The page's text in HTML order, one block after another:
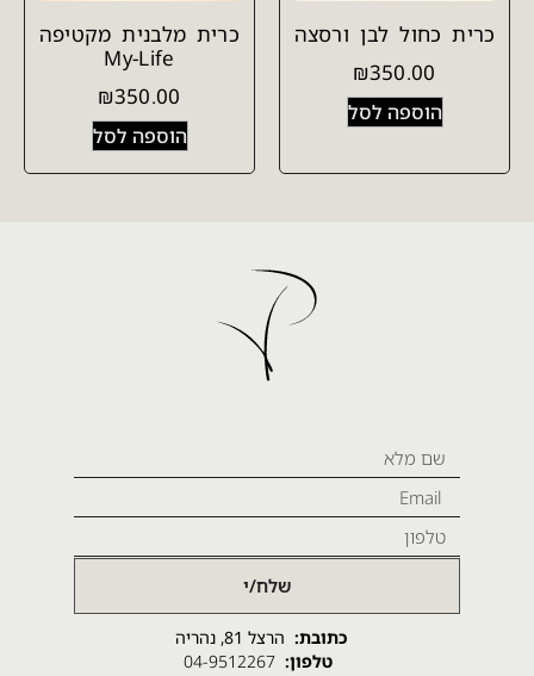
כרית כחול לבן ורסצה
₪350.00
הוספה לסל
כרית מלבנית מקטיפה
My-Life
₪350.00
הוספה לסל
שלח/י
כתובת: הרצל 81, נהריה
טלפון: 04-9512267